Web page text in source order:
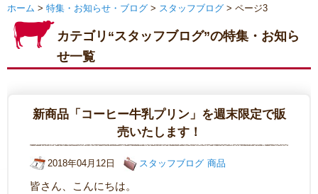
ホーム > 特集・お知らせ・ブログ > スタッフブログ > ページ3
カテゴリ“スタッフブログ”の特集・お知ら
せ一覧
新商品「コーヒー牛乳プリン」を週末限定で販
売いたします！
2018年04月12日 スタッフブログ 商品
皆さん、こんにちは。